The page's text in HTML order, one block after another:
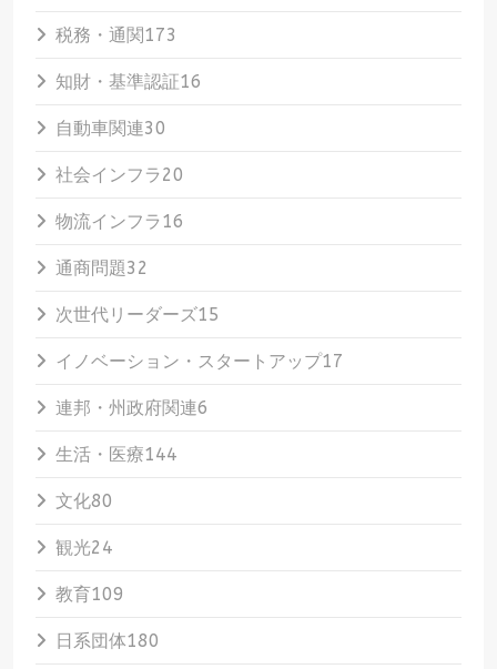
税務・通関173
知財・基準認証16
自動車関連30
社会インフラ20
物流インフラ16
通商問題32
次世代リーダーズ15
イノベーション・スタートアップ17
連邦・州政府関連6
生活・医療144
文化80
観光24
教育109
日系団体180